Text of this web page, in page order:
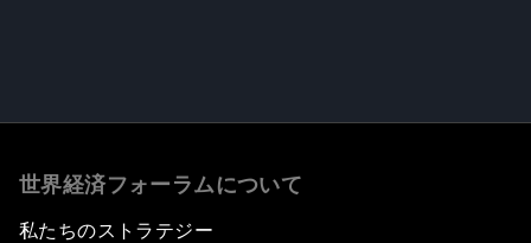
世界経済フォーラムについて
私たちのストラテジー